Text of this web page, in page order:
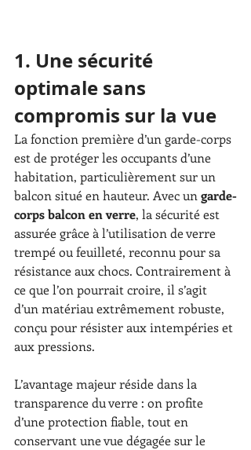
1. Une sécurité
optimale sans
compromis sur la vue
La fonction première d’un garde-corps
est de protéger les occupants d’une
habitation, particulièrement sur un
balcon situé en hauteur. Avec un garde-
corps balcon en verre, la sécurité est
assurée grâce à l’utilisation de verre
trempé ou feuilleté, reconnu pour sa
résistance aux chocs. Contrairement à
ce que l’on pourrait croire, il s’agit
d’un matériau extrêmement robuste,
conçu pour résister aux intempéries et
aux pressions.
L’avantage majeur réside dans la
transparence du verre : on profite
d’une protection fiable, tout en
conservant une vue dégagée sur le